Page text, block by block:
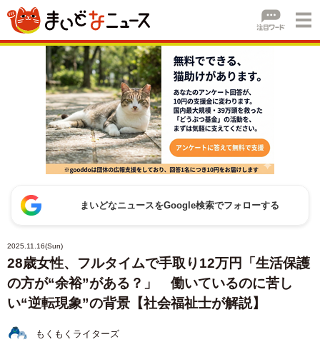
まいどなニュースをGoogle検索でフォローする
2025.11.16(Sun)
28歳女性、フルタイムで手取り12万円「生活保護
の方が“余裕”がある？」 働いているのに苦し
い“逆転現象”の背景【社会福祉士が解説】
もくもくライターズ